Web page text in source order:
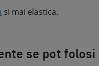
si mai elastica.
se pot